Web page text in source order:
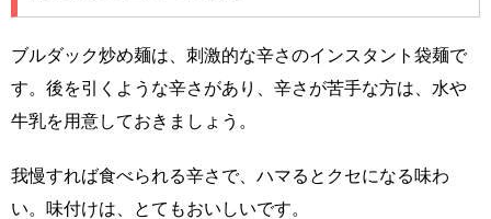
ブルダック炒め麺は、刺激的な辛さのインスタント袋麺で
す。後を引くような辛さがあり、辛さが苦手な方は、水や
牛乳を用意しておきましょう。
我慢すれば食べられる辛さで、ハマるとクセになる味わ
い。味付けは、とてもおいしいです。